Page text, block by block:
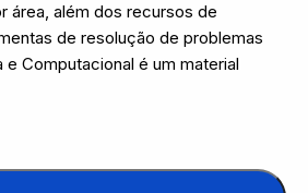
área, além dos recursos de
de resolução de problemas
Computacional é um material